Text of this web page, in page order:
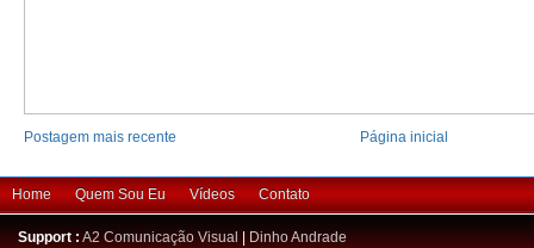
Postagem mais recente Página inicial
Home Quem Sou Eu Vídeos Contato
Support : A2 Comunicação Visual
Dinho Andrade